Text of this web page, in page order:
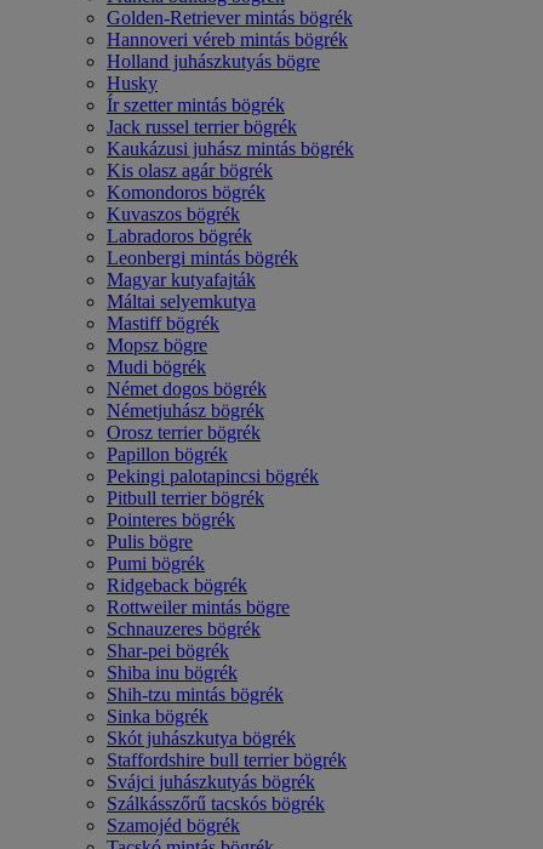
Golden-Retriever mintás bögrék
Hannoveri véreb mintás bögrék
Holland juhászkutyás bögre
Husky
Ír szetter mintás bögrék
Jack russel terrier bögrék
Kaukázusi juhász mintás bögrék
Kis olasz agár bögrék
Komondoros bögrék
Kuvaszos bögrék
Labradoros bögrék
Leonbergi mintás bögrék
Magyar kutyafajták
Máltai selyemkutya
Mastiff bögrék
Mopsz bögre
Mudi bögrék
Német dogos bögrék
Németjuhász bögrék
Orosz terrier bögrék
Papillon bögrék
Pekingi palotapincsi bögrék
Pitbull terrier bögrék
Pointeres bögrék
Pulis bögre
Pumi bögrék
Ridgeback bögrék
Rottweiler mintás bögre
Schnauzeres bögrék
Shar-pei bögrék
Shiba inu bögrék
Shih-tzu mintás bögrék
Sinka bögrék
Skót juhászkutya bögrék
Staffordshire bull terrier bögrék
Svájci juhászkutyás bögrék
Szálkásszőrű tacskós bögrék
Szamojéd bögrék